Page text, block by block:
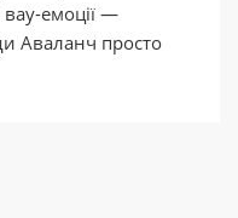
емоції —
Аваланч просто